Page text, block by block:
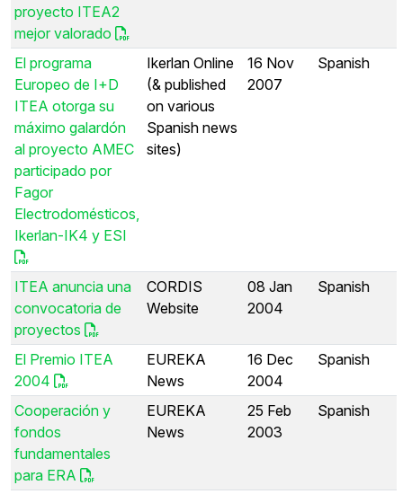
proyecto ITEA2
mejor valorado
El programa
Europeo de I+D
ITEA otorga su
máximo galardón
al proyecto AMEC
participado por
Fagor
Electrodomésticos,
Ikerlan-IK4 y ESI
Ikerlan Online
(& published
on various
Spanish news
sites)
16 Nov
2007
Spanish
ITEA anuncia una
convocatoria de
proyectos
CORDIS
Website
08 Jan
2004
Spanish
El Premio ITEA
2004
EUREKA
News
16 Dec
2004
Spanish
Cooperación y
fondos
fundamentales
para ERA
EUREKA
News
25 Feb
2003
Spanish